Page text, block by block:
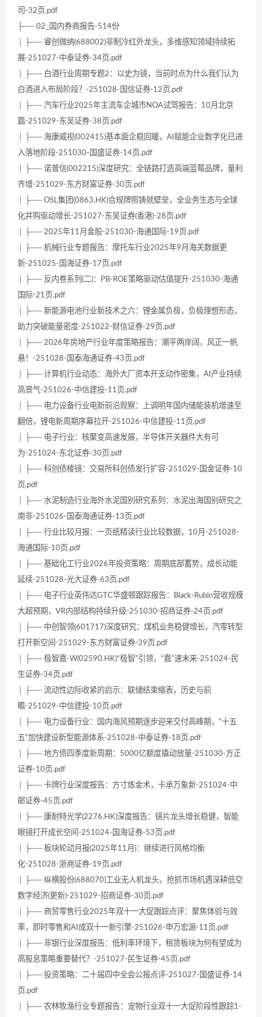
司-32页.pdf
├── 02_国内券商报告-514份
│ ├── 睿创微纳(688002)非制冷红外龙头，多维感知领域持续拓
展-251027-中泰证券-34页.pdf
│ ├── 白酒行业周期专题2：以史为镜，当前时点为什么我们认为
白酒进入布局阶段？-251028-国信证券-12页.pdf
│ ├── 汽车行业2025年主流车企城市NOA试驾报告：10月北京
篇-251029-东吴证券-38页.pdf
│ ├── 海康威视(002415)基本面企稳回暖，AI赋能企业数字化已进
入落地阶段-251030-国盛证券-14页.pdf
│ ├── 诺普信(002215)深度研究：全链路打造高端蓝莓品牌，量利
齐增-251029-东方财富证券-30页.pdf
│ ├── OSL集团(0863.HK)合规牌照铸就壁垒，全业务生态与全球
化并购驱动增长-251027-东吴证券(香港)-28页.pdf
│ ├── 2025年11月金股-251030-海通国际-19页.pdf
│ ├── 机械行业专题报告：摩托车行业2025年9月海关数据更
新-251025-国海证券-17页.pdf
│ ├── 反内卷系列(二)：PB-ROE策略驱动估值提升-251030-海通
国际-21页.pdf
│ ├── 新能源电池行业新技术之六：锂金属负极，负极理想形态，
助力突破能量密度-251022-财信证券-29页.pdf
│ ├── 2026年房地产行业年度策略报告：潮平两岸阔，风正一帆
悬！-251028-国泰海通证券-43页.pdf
│ ├── 计算机行业动态：海外大厂资本开支动作密集，AI产业持续
高景气-251026-中信建投-11页.pdf
│ ├── 电力设备行业电新前沿观察：上调明年国内储能装机增速至
翻倍，锂电新周期序幕拉开-251026-中信建投-11页.pdf
│ ├── 电子行业：核聚变高速发展，半导体开关器件大有可
为-251024-东北证券-30页.pdf
│ ├── 科创债棱镜：交易所科创债发行扩容-251029-国金证券-10
页.pdf
│ ├── 水泥制造行业海外水泥国别研究系列：水泥出海国别研究之
南非-251026-国泰海通证券-13页.pdf
│ ├── 行业比较月报：一页纸精读行业比较数据，10月-251028-
海通国际-10页.pdf
│ ├── 基础化工行业2026年投资策略：周期底部蓄势，成长动能
延续-251028-光大证券-63页.pdf
│ ├── 电子行业英伟达GTC华盛顿跟踪报告：Black-Rubin营收规模
大超预期，VR内部结构持续升级-251030-招商证券-24页.pdf
│ ├── 中创智领(601717)深度研究：煤机业务稳健增长，汽零转型
打开新空间-251029-东方财富证券-39页.pdf
│ ├── 极智嘉-W(02590.HK)“极智”引领，“嘉”速未来-251024-民
生证券-34页.pdf
│ ├── 流动性边际收紧的启示：联储结束缩表，历史与前
瞻-251029-中信建投-10页.pdf
│ ├── 电力设备行业：国内海风预期逐步迎来交付高峰期，“十五
五”加快建设新型能源体系-251028-中泰证券-18页.pdf
│ ├── 地方债四季度新周期：5000亿额度撬动放量-251030-方正
证券-10页.pdf
│ ├── 卡牌行业深度报告：方寸炼金术，卡承万象新-251024-中
邮证券-45页.pdf
│ ├── 康耐特光学(2276.HK)深度报告：镜片龙头增长稳健，智能
眼镜打开成长空间-251024-国海证券-53页.pdf
│ ├── 板块轮动月报(2025年11月)：继续进行风格均衡
化-251028-浙商证券-19页.pdf
│ ├── 纵横股份(688070)工业无人机龙头，抢抓市场机遇深耕低空
数字经济(更新)-251029-招商证券-30页.pdf
│ ├── 商贸零售行业2025年双十一大促跟踪点评：聚焦体验与效
率，即时零售和AI成双十一新引擎-251026-申万宏源-11页.pdf
│ ├── 非银行业深度报告：低利率环境下，租赁板块为何有望成为
高股息策略重要替代？-251027-民生证券-45页.pdf
│ ├── 投资策略：二十届四中全会公报点评-251027-国盛证券-14
页.pdf
│ ├── 农林牧渔行业专题报告：宠物行业双十一大促阶段性跟踪1-